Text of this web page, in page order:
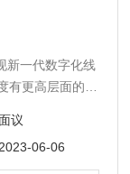
新一代数字化线
有更高层面的跨
广泛满足使用客
议
2023-06-06